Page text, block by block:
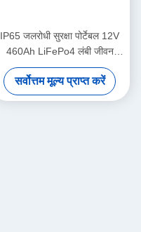
IP65 जलरोधी सुरक्षा पोर्टेबल 12V
460Ah LiFePo4 लंबी जीवन
मोटरहोम के लिए बैटरी
सर्वोत्तम मूल्य प्राप्त करें